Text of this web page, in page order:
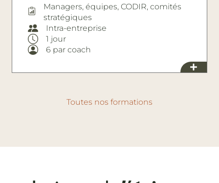
Managers, équipes, CODIR, comités
stratégiques
Intra-entreprise
1 jour
6 par coach
Toutes nos formations